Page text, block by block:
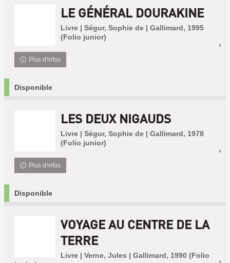
LE GÉNÉRAL DOURAKINE
Livre | Ségur, Sophie de | Gallimard, 1995
(Folio junior)
Plus d'infos
Disponible
LES DEUX NIGAUDS
Livre | Ségur, Sophie de | Gallimard, 1978
(Folio junior)
Plus d'infos
Disponible
VOYAGE AU CENTRE DE LA
TERRE
Livre | Verne, Jules | Gallimard, 1990 (Folio